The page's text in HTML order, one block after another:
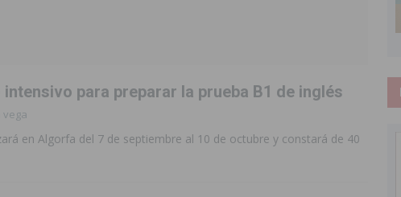
para Torrevieja
2026
de Ciudad Quesada 2026
ROJALES
quinto piso en Callosa de Segura
para preparar la prueba B1 de inglés
vega
en Algorfa del 7 de septiembre al 10 de octubre y constará de 40